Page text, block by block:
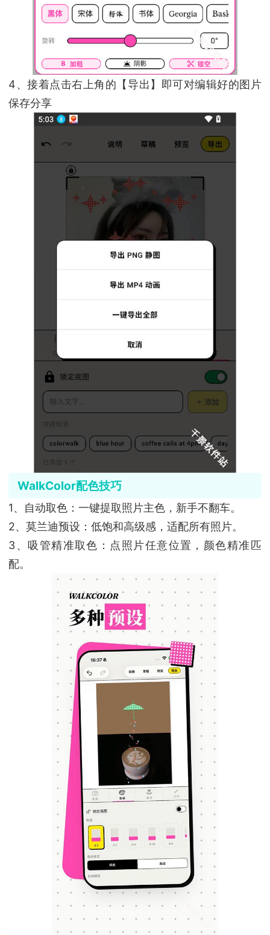
4、接着点击右上角的【导出】即可对编辑好的图片
保存分享
WalkColor配色技巧
1、自动取色：一键提取照片主色，新手不翻车。
2、莫兰迪预设：低饱和高级感，适配所有照片。
3、吸管精准取色：点照片任意位置，颜色精准匹
配。